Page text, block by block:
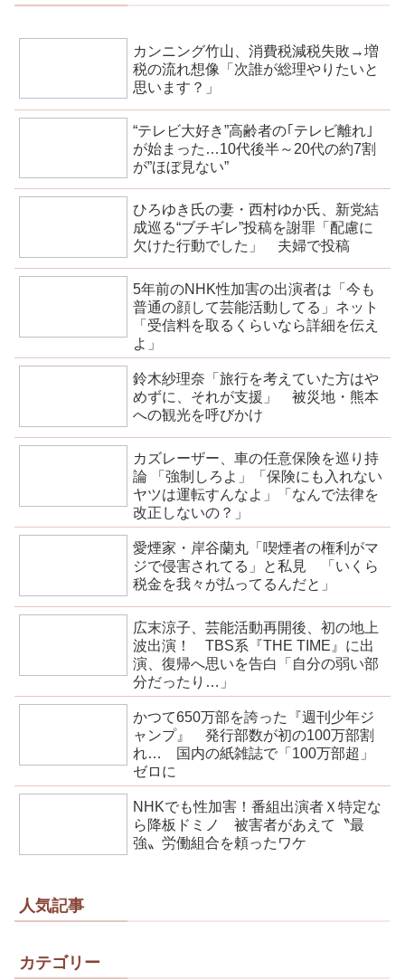
カンニング竹山、消費税減税失敗→増
税の流れ想像「次誰が総理やりたいと
思います？」
“テレビ大好き”高齢者の｢テレビ離れ｣
が始まった…10代後半～20代の約7割
が”ほぼ見ない”
ひろゆき氏の妻・西村ゆか氏、新党結
成巡る“ブチギレ”投稿を謝罪「配慮に
欠けた行動でした」 夫婦で投稿
5年前のNHK性加害の出演者は「今も
普通の顔して芸能活動してる」ネット
「受信料を取るくらいなら詳細を伝え
よ」
鈴木紗理奈「旅行を考えていた方はや
めずに、それが支援」 被災地・熊本
への観光を呼びかけ
カズレーザー、車の任意保険を巡り持
論 「強制しろよ」「保険にも入れない
ヤツは運転すんなよ」「なんで法律を
改正しないの？」
愛煙家・岸谷蘭丸「喫煙者の権利がマ
ジで侵害されてる」と私見 「いくら
税金を我々が払ってるんだと」
広末涼子、芸能活動再開後、初の地上
波出演！ TBS系『THE TIME』に出
演、復帰へ思いを告白「自分の弱い部
分だったり…」
かつて650万部を誇った『週刊少年ジ
ャンプ』 発行部数が初の100万部割
れ… 国内の紙雑誌で「100万部超」
ゼロに
NHKでも性加害！番組出演者Ｘ特定な
ら降板ドミノ 被害者があえて〝最
強〟労働組合を頼ったワケ
人気記事
カテゴリー